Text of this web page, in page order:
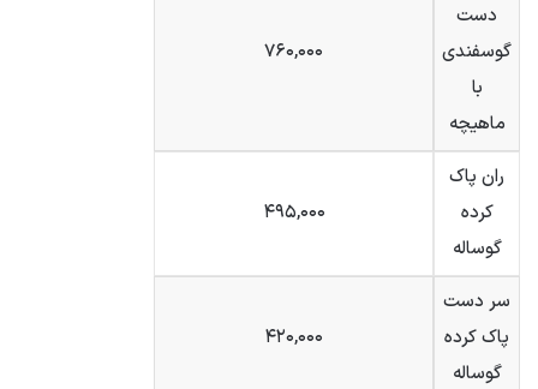
دست
گوسفندی
با
ماهیچه
۷۶۰,۰۰۰
ران پاک
کرده
گوساله
۴۹۵,۰۰۰
سر دست
پاک کرده
گوساله
۴۲۰,۰۰۰